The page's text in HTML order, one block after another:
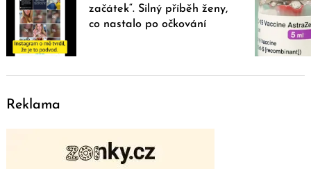
začátek“. Silný příběh ženy,
co nastalo po očkování
Reklama